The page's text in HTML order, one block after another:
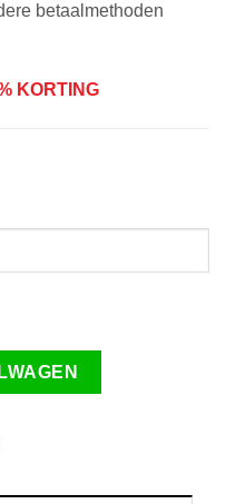
betaalmethoden
KORTING